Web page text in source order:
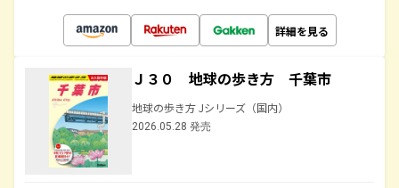
詳細を見る
Ｊ３０ 地球の歩き方 千葉市
地球の歩き方 Jシリーズ（国内）
2026.05.28 発売